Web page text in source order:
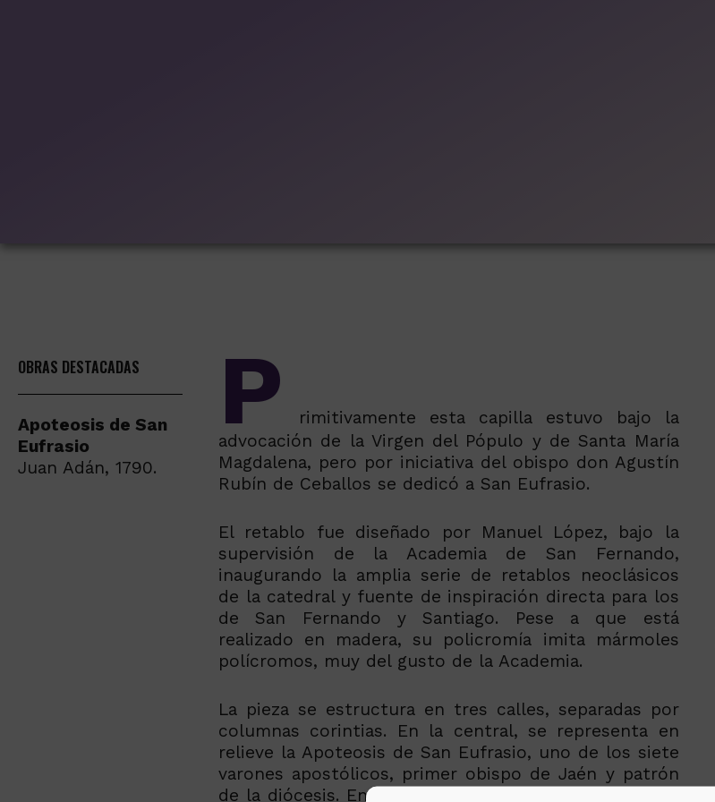
OBRAS DESTACADAS
Apoteosis de San
Eufrasio
Juan Adán, 1790.
P
rimitivamente esta capilla estuvo bajo la
advocación de la Virgen del Pópulo y de Santa María
Magdalena, pero por iniciativa del obispo don Agustín
Rubín de Ceballos se dedicó a San Eufrasio.
El retablo fue diseñado por Manuel López, bajo la
supervisión de la Academia de San Fernando,
inaugurando la amplia serie de retablos neoclásicos
de la catedral y fuente de inspiración directa para los
de San Fernando y Santiago. Pese a que está
realizado en madera, su policromía imita mármoles
polícromos, muy del gusto de la Academia.
La pieza se estructura en tres calles, separadas por
columnas corintias. En la central, se representa en
relieve la Apoteosis de San Eufrasio, uno de los siete
varones apostólicos, primer obispo de Jaén y patrón
de la diócesis. En las calles laterales aparecen santos